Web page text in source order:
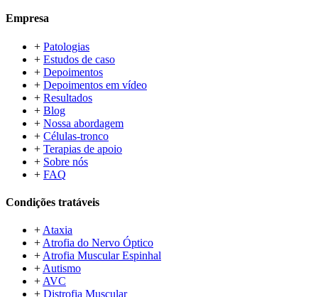
Empresa
+ Patologias
+ Estudos de caso
+ Depoimentos
+ Depoimentos em vídeo
+ Resultados
+ Blog
+ Nossa abordagem
+ Células-tronco
+ Terapias de apoio
+ Sobre nós
+ FAQ
Condições tratáveis
+ Ataxia
+ Atrofia do Nervo Óptico
+ Atrofia Muscular Espinhal
+ Autismo
+ AVC
+ Distrofia Muscular